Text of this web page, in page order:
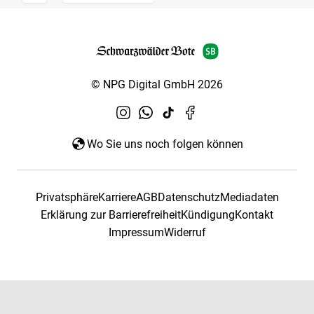
© NPG Digital GmbH 2026
Wo Sie uns noch folgen können
PrivatsphäreKarriereAGBDatenschutzMediadaten
Erklärung zur BarrierefreiheitKündigungKontakt
ImpressumWiderruf